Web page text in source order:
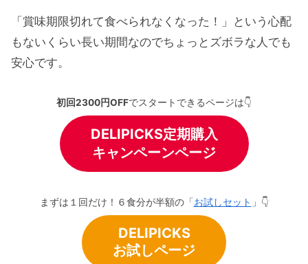
「賞味期限切れて食べられなくなった！」という心配
もないくらい長い期間なのでちょっとズボラな人でも
安心です。
初回2300円OFFでスタートできるページは👇
DELIPICKS定期購入
キャンペーンページ
まずは１回だけ！６食分が半額の「お試しセット 」👇
DELIPICKS
お試しページ